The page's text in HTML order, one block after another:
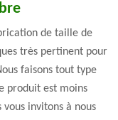
de taille de
très pertinent pour
faisons tout type
produit est moins
invitons à nous